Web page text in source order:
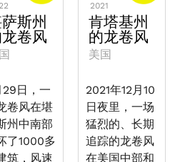
斯州
卷风
日，一
卷风在堪
州中南部
了1000多
筑，风速
2021
肯塔基州
的龙卷风
美国
2021年12月10
日夜里，一场
猛烈的、长期
追踪的龙卷风
在美国中部和